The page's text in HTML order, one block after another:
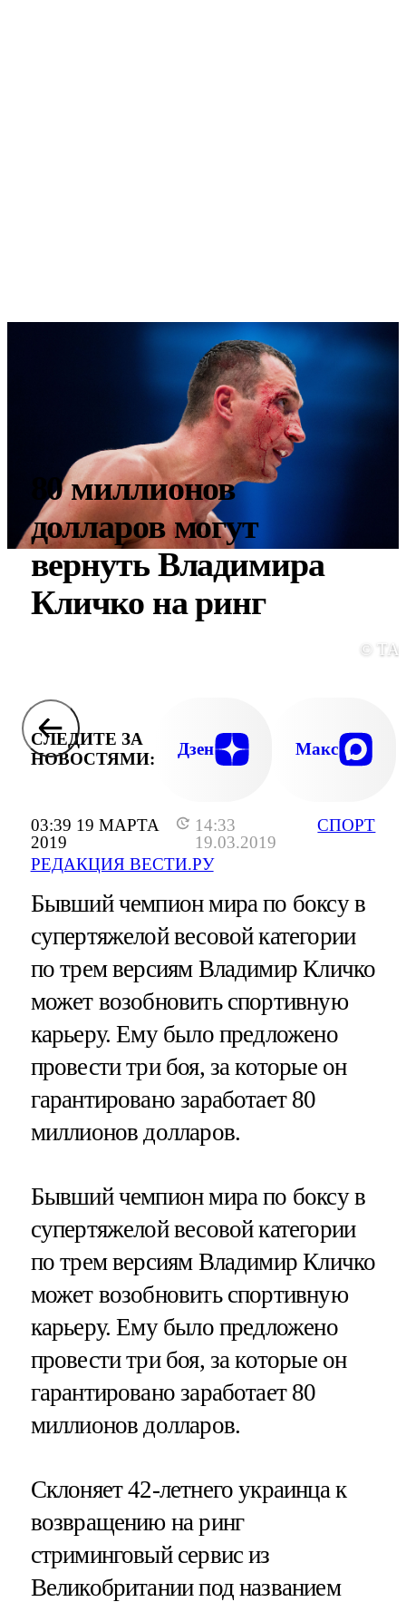
03:39 19 МАРТА
2019
14:33
19.03.2019
РЕДАКЦИЯ ВЕСТИ.РУ
СПОРТ
80 миллионов
долларов могут
вернуть Владимира
Кличко на ринг
©
СЛЕДИТЕ ЗА
НОВОСТЯМИ:
Дзен Макс
Бывший чемпион мира по боксу в
супертяжелой весовой категории
по трем версиям Владимир Кличко
может возобновить спортивную
карьеру. Ему было предложено
провести три боя, за которые он
гарантировано заработает 80
миллионов долларов.
Бывший чемпион мира по боксу в
супертяжелой весовой категории
по трем версиям Владимир Кличко
может возобновить спортивную
карьеру. Ему было предложено
провести три боя, за которые он
гарантировано заработает 80
миллионов долларов.
Склоняет 42-летнего украинца к
возвращению на ринг
стриминговый сервис из
Великобритании под названием